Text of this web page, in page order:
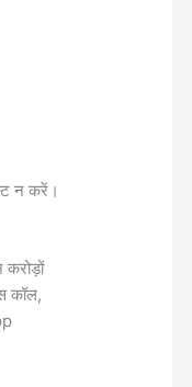
न करें।
कॉल,